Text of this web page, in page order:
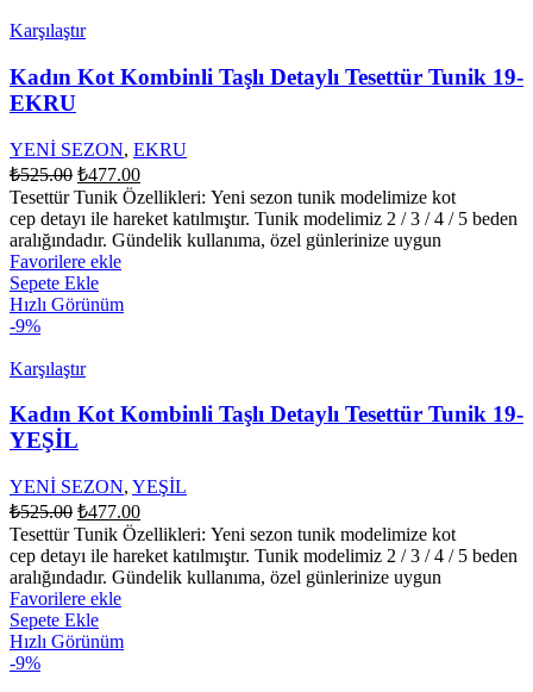
Karşılaştır
Kadın Kot Kombinli Taşlı Detaylı Tesettür Tunik 19-
EKRU
YENİ SEZON, EKRU
₺525.00 Orijinal
fiyat:
₺525.00.
₺477.00Şu
andaki
fiyat:
₺477.00.
Tesettür Tunik Özellikleri: Yeni sezon tunik modelimize kot
cep detayı ile hareket katılmıştır. Tunik modelimiz 2 / 3 / 4 / 5 beden
aralığındadır. Gündelik kullanıma, özel günlerinize uygun
Favorilere ekle
Sepete Ekle
Hızlı Görünüm
-9%
Karşılaştır
Kadın Kot Kombinli Taşlı Detaylı Tesettür Tunik 19-
YEŞİL
YENİ SEZON, YEŞİL
₺525.00 Orijinal
fiyat:
₺525.00.
₺477.00Şu
andaki
fiyat:
₺477.00.
Tesettür Tunik Özellikleri: Yeni sezon tunik modelimize kot
cep detayı ile hareket katılmıştır. Tunik modelimiz 2 / 3 / 4 / 5 beden
aralığındadır. Gündelik kullanıma, özel günlerinize uygun
Favorilere ekle
Sepete Ekle
Hızlı Görünüm
-9%